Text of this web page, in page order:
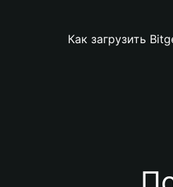
Как загрузить